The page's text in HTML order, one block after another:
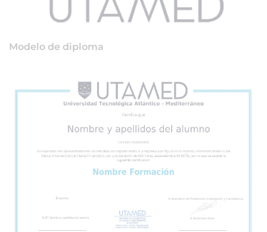
Modelo de diploma